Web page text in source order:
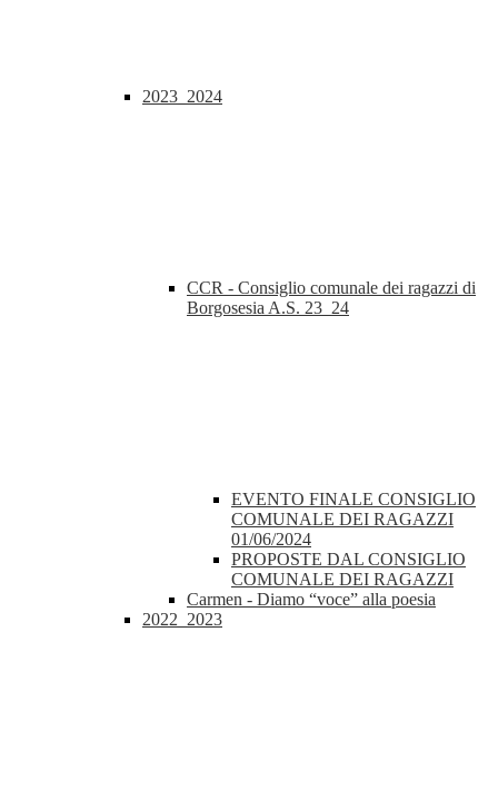
2023_2024
CCR - Consiglio comunale dei ragazzi di
Borgosesia A.S. 23_24
EVENTO FINALE CONSIGLIO
COMUNALE DEI RAGAZZI
01/06/2024
PROPOSTE DAL CONSIGLIO
COMUNALE DEI RAGAZZI
Carmen - Diamo “voce” alla poesia
2022_2023